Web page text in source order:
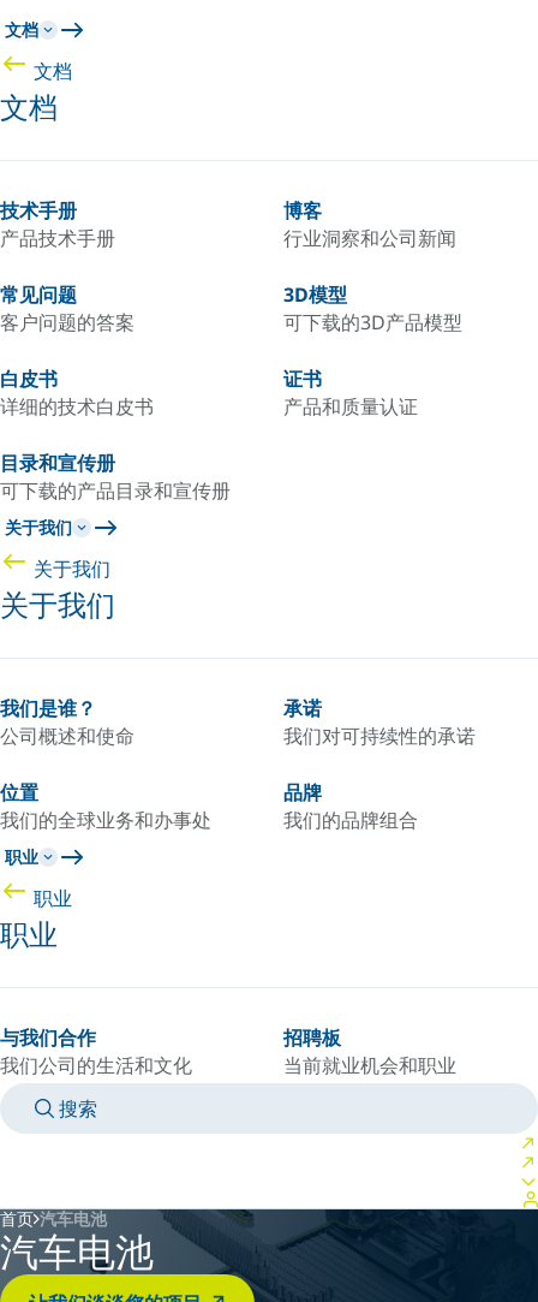
文档
文档
文档
技术手册
产品技术手册
博客
行业洞察和公司新闻
常见问题
客户问题的答案
3D模型
可下载的3D产品模型
白皮书
详细的技术白皮书
证书
产品和质量认证
目录和宣传册
可下载的产品目录和宣传册
关于我们
关于我们
关于我们
我们是谁？
公司概述和使命
承诺
我们对可持续性的承诺
位置
我们的全球业务和办事处
品牌
我们的品牌组合
职业
职业
职业
与我们合作
我们公司的生活和文化
招聘板
当前就业机会和职业
搜索
首页 汽车电池
汽车电池